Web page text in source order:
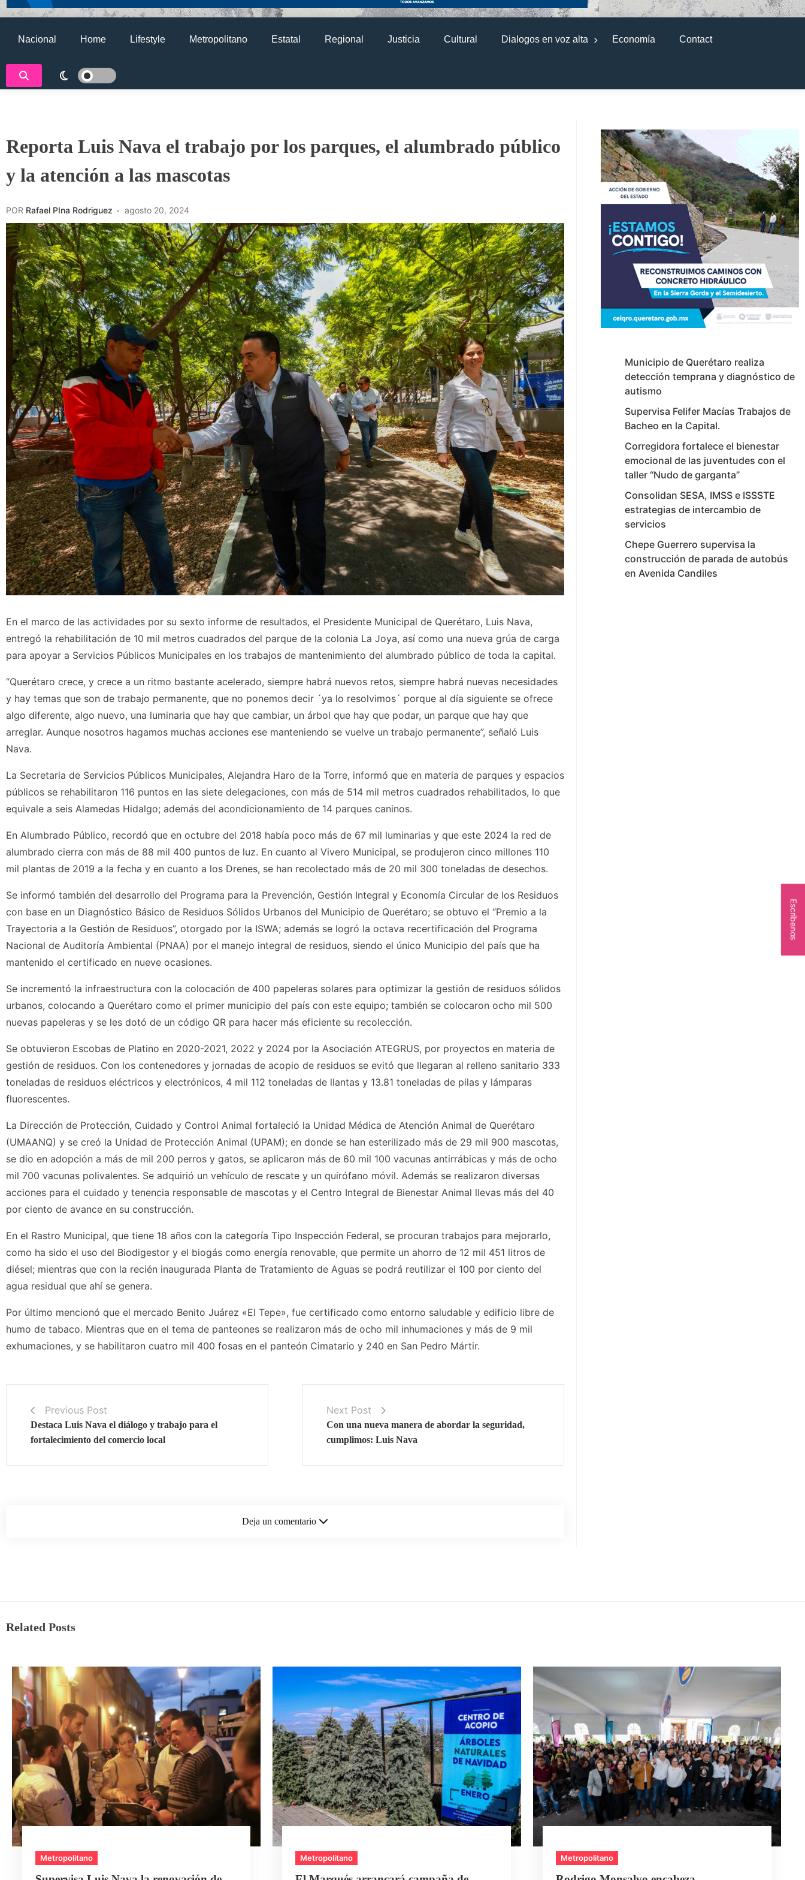
Nacional Home Lifestyle Metropolitano Estatal Regional Justicia Cultural Dialogos en voz alta Economía Contact
Reporta Luis Nava el trabajo por los parques, el alumbrado público
y la atención a las mascotas
POR Rafael PIna Rodriguez agosto 20, 2024
En el marco de las actividades por su sexto informe de resultados, el Presidente Municipal de Querétaro, Luis Nava,
entregó la rehabilitación de 10 mil metros cuadrados del parque de la colonia La Joya, así como una nueva grúa de carga
para apoyar a Servicios Públicos Municipales en los trabajos de mantenimiento del alumbrado público de toda la capital.
“Querétaro crece, y crece a un ritmo bastante acelerado, siempre habrá nuevos retos, siempre habrá nuevas necesidades
y hay temas que son de trabajo permanente, que no ponemos decir ´ya lo resolvimos´ porque al día siguiente se ofrece
algo diferente, algo nuevo, una luminaria que hay que cambiar, un árbol que hay que podar, un parque que hay que
arreglar. Aunque nosotros hagamos muchas acciones ese manteniendo se vuelve un trabajo permanente”, señaló Luis
Nava.
La Secretaria de Servicios Públicos Municipales, Alejandra Haro de la Torre, informó que en materia de parques y espacios
públicos se rehabilitaron 116 puntos en las siete delegaciones, con más de 514 mil metros cuadrados rehabilitados, lo que
equivale a seis Alamedas Hidalgo; además del acondicionamiento de 14 parques caninos.
En Alumbrado Público, recordó que en octubre del 2018 había poco más de 67 mil luminarias y que este 2024 la red de
alumbrado cierra con más de 88 mil 400 puntos de luz. En cuanto al Vivero Municipal, se produjeron cinco millones 110
mil plantas de 2019 a la fecha y en cuanto a los Drenes, se han recolectado más de 20 mil 300 toneladas de desechos.
Se informó también del desarrollo del Programa para la Prevención, Gestión Integral y Economía Circular de los Residuos
con base en un Diagnóstico Básico de Residuos Sólidos Urbanos del Municipio de Querétaro; se obtuvo el “Premio a la
Trayectoria a la Gestión de Residuos”, otorgado por la ISWA; además se logró la octava recertificación del Programa
Nacional de Auditoría Ambiental (PNAA) por el manejo integral de residuos, siendo el único Municipio del país que ha
mantenido el certificado en nueve ocasiones.
Se incrementó la infraestructura con la colocación de 400 papeleras solares para optimizar la gestión de residuos sólidos
urbanos, colocando a Querétaro como el primer municipio del país con este equipo; también se colocaron ocho mil 500
nuevas papeleras y se les dotó de un código QR para hacer más eficiente su recolección.
Se obtuvieron Escobas de Platino en 2020-2021, 2022 y 2024 por la Asociación ATEGRUS, por proyectos en materia de
gestión de residuos. Con los contenedores y jornadas de acopio de residuos se evitó que llegaran al relleno sanitario 333
toneladas de residuos eléctricos y electrónicos, 4 mil 112 toneladas de llantas y 13.81 toneladas de pilas y lámparas
fluorescentes.
La Dirección de Protección, Cuidado y Control Animal fortaleció la Unidad Médica de Atención Animal de Querétaro
(UMAANQ) y se creó la Unidad de Protección Animal (UPAM); en donde se han esterilizado más de 29 mil 900 mascotas,
se dio en adopción a más de mil 200 perros y gatos, se aplicaron más de 60 mil 100 vacunas antirrábicas y más de ocho
mil 700 vacunas polivalentes. Se adquirió un vehículo de rescate y un quirófano móvil. Además se realizaron diversas
acciones para el cuidado y tenencia responsable de mascotas y el Centro Integral de Bienestar Animal llevas más del 40
por ciento de avance en su construcción.
En el Rastro Municipal, que tiene 18 años con la categoría Tipo Inspección Federal, se procuran trabajos para mejorarlo,
como ha sido el uso del Biodigestor y el biogás como energía renovable, que permite un ahorro de 12 mil 451 litros de
diésel; mientras que con la recién inaugurada Planta de Tratamiento de Aguas se podrá reutilizar el 100 por ciento del
agua residual que ahí se genera.
Por último mencionó que el mercado Benito Juárez «El Tepe», fue certificado como entorno saludable y edificio libre de
humo de tabaco. Mientras que en el tema de panteones se realizaron más de ocho mil inhumaciones y más de 9 mil
exhumaciones, y se habilitaron cuatro mil 400 fosas en el panteón Cimatario y 240 en San Pedro Mártir.
Previous Post
Destaca Luis Nava el diálogo y trabajo para el
fortalecimiento del comercio local
Next Post
Con una nueva manera de abordar la seguridad,
cumplimos: Luis Nava
Deja un comentario
Municipio de Querétaro realiza
detección temprana y diagnóstico de
autismo
Supervisa Felifer Macías Trabajos de
Bacheo en la Capital.
Corregidora fortalece el bienestar
emocional de las juventudes con el
taller ‘‘Nudo de garganta’’
Consolidan SESA, IMSS e ISSSTE
estrategias de intercambio de
servicios
Chepe Guerrero supervisa la
construcción de parada de autobús
en Avenida Candiles
Related Posts
Metropolitano Metropolitano Metropolitano
Escríbenos